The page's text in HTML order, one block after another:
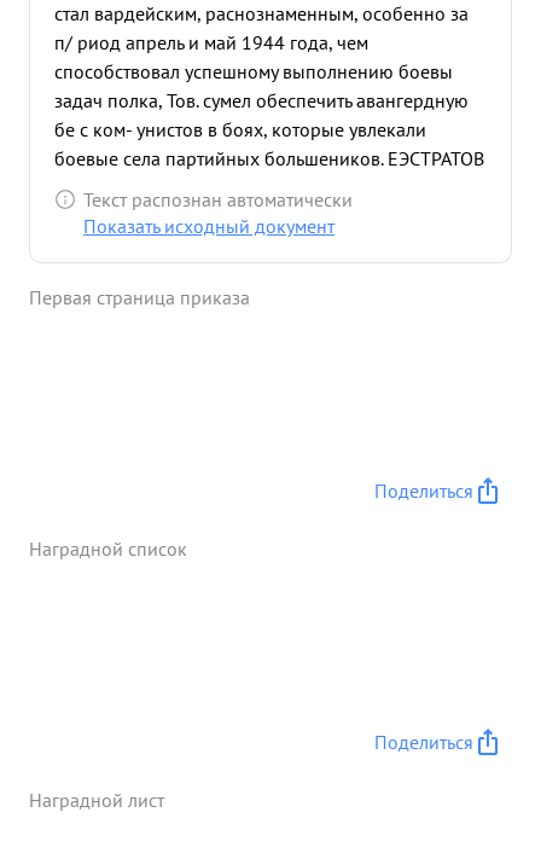
стал вардейским, раснознаменным, особенно за
п/ риод апрель и май 1944 года, чем
способствовал успешному выполнению боевы
задач полка, Тов. сумел обеспечить авангердную
бе с ком- унистов в боях, которые увлекали
боевые села партийных большеников. ЕЭСТРАТОВ
роль Толь о ве период апрель и май месяцы 1944
года полком уничтожено 6 различных батарей
отпастностью вля коммунисты. Тов. ЕВСТА жизни,
Текст распознан автоматически
Показать исходный документ
Первая страница приказа
Поделиться
Наградной список
Поделиться
Наградной лист